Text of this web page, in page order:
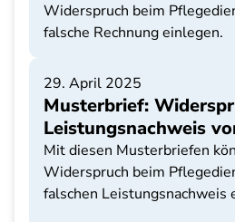
Widerspruch beim
falsche Rechnung einlegen.
29. April 2025
Musterbrief:
Leistungsnachweis
Mit diesen Musterbriefen
Widerspruch beim
falschen Leistungsnachweis